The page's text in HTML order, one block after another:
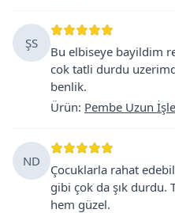
ŞS
Bu elbiseye bayildim
cok tatli durdu
benlik.
Ürün: Pembe Uzun
ND
Çocuklarla rahat
gibi çok da şık durdu.
hem güzel.